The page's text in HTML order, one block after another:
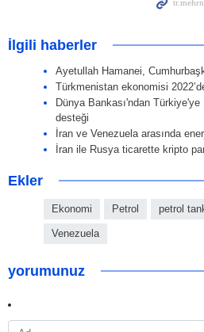
İlgili haberler
Ayetullah Hamanei,
Türkmenistan ekonomisi
Dünya Bankası'ndan
desteği
İran ve Venezuela arasında
İran ile Rusya ticarette kripto
Ekler
Ekonomi Petrol petrol
Venezuela
yorumunuz